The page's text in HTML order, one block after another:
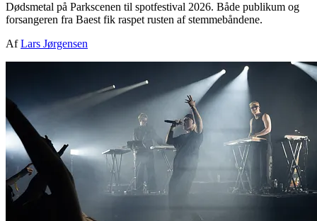
Dødsmetal på Parkscenen til spotfestival 2026. Både publikum og
forsangeren fra Baest fik raspet rusten af stemmebåndene.
AfLars Jørgensen